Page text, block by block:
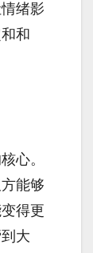
绪影
和
心。
能够
得更
大